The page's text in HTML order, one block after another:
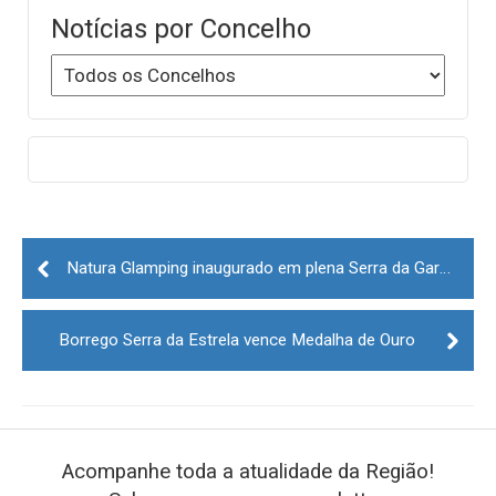
Notícias por Concelho
Post
navigation
Natura Glamping inaugurado em plena Serra da Gardunha
Borrego Serra da Estrela vence Medalha de Ouro
Acompanhe toda a atualidade da Região!